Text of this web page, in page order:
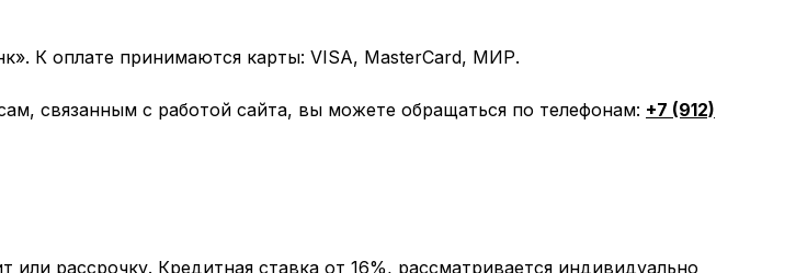
К оплате принимаются карты: VISA, MasterCard, МИР.
связанным с работой сайта, вы можете обращаться по телефонам: +7 (912)
рассрочку. Кредитная ставка от 16%, рассматривается индивидуально